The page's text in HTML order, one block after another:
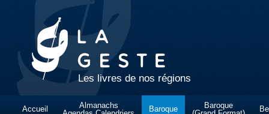
Les livres de nos régions
Accueil
Almanachs
Baroque
Baroque